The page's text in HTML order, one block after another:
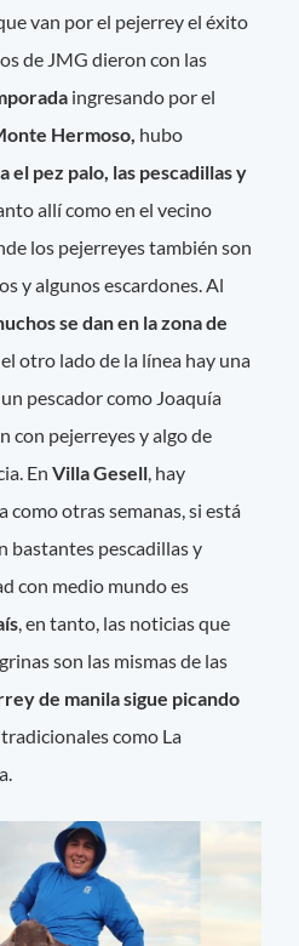
van por el pejerrey el éxito
de JMG dieron con las
ingresando por el
Hermoso, hubo
el pez palo, las pescadillas y
allí como en el vecino
los pejerreyes también son
y algunos escardones. Al
se dan en la zona de
otro lado de la línea hay una
pescador como Joaquía
con pejerreyes y algo de
En Villa Gesell , hay
como otras semanas, si está
bastantes pescadillas y
con medio mundo es
, en tanto, las noticias que
son las mismas de las
de manila sigue picando
como La